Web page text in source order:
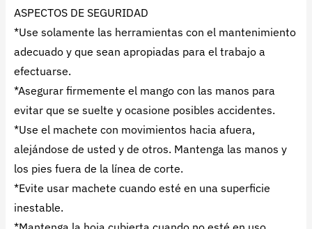
ASPECTOS DE SEGURIDAD
*Use solamente las herramientas con el mantenimiento
adecuado y que sean apropiadas para el trabajo a
efectuarse.
*Asegurar firmemente el mango con las manos para
evitar que se suelte y ocasione posibles accidentes.
*Use el machete con movimientos hacia afuera,
alejándose de usted y de otros. Mantenga las manos y
los pies fuera de la línea de corte.
*Evite usar machete cuando esté en una superficie
inestable.